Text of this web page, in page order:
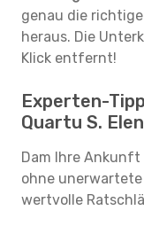
genau die
heraus. Die
Klick entfernt!
Experten-
Quartu S.
Dam Ihre
ohne
wertvolle